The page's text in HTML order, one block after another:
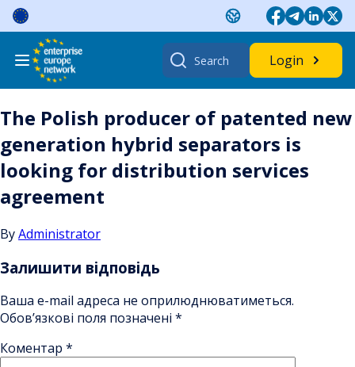
Skip
content
Search
for:
Login
The Polish producer of patented new
generation hybrid separators is
looking for distribution services
agreement
ByAdministrator
Залишити відповідь
Ваша e-mail адреса не оприлюднюватиметься.
Обов’язкові поля позначені *
Коментар *